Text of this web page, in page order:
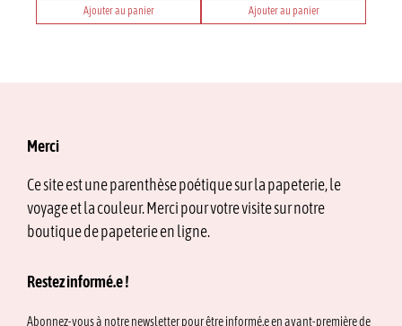
Ajouter au panier Ajouter au panier
Merci
Ce site est une parenthèse poétique sur la papeterie, le
voyage et la couleur. Merci pour votre visite sur notre
boutique de papeterie en ligne.
Restez informé.e !
Abonnez-vous à notre newsletter pour être informé.e en avant-première de